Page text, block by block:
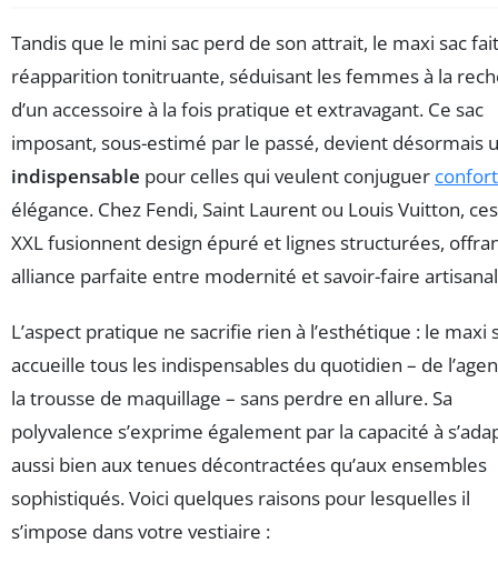
Tandis que le mini sac perd de son attrait, le maxi sac
réapparition tonitruante, séduisant les femmes à la
d’un accessoire à la fois pratique et extravagant. Ce sac
imposant, sous-estimé par le passé, devient désormais
indispensable pour celles qui veulent conjuguer confort
élégance. Chez Fendi, Saint Laurent ou Louis Vuitton,
XXL fusionnent design épuré et lignes structurées,
alliance parfaite entre modernité et savoir-faire
L’aspect pratique ne sacrifie rien à l’esthétique : le maxi
accueille tous les indispensables du quotidien – de
la trousse de maquillage – sans perdre en allure. Sa
polyvalence s’exprime également par la capacité à
aussi bien aux tenues décontractées qu’aux ensembles
sophistiqués. Voici quelques raisons pour lesquelles il
s’impose dans votre vestiaire :